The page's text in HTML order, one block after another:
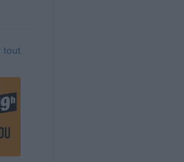
tout